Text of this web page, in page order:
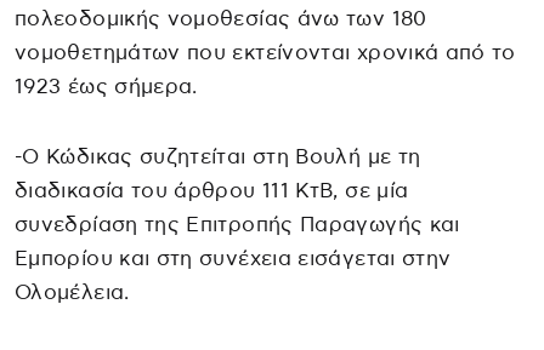
πολεοδομικής νομοθεσίας άνω των 180
νομοθετημάτων που εκτείνονται χρονικά από το
1923 έως σήμερα.
-Ο Κώδικας συζητείται στη Βουλή με τη
διαδικασία του άρθρου 111 ΚτΒ, σε μία
συνεδρίαση της Επιτροπής Παραγωγής και
Εμπορίου και στη συνέχεια εισάγεται στην
Ολομέλεια.